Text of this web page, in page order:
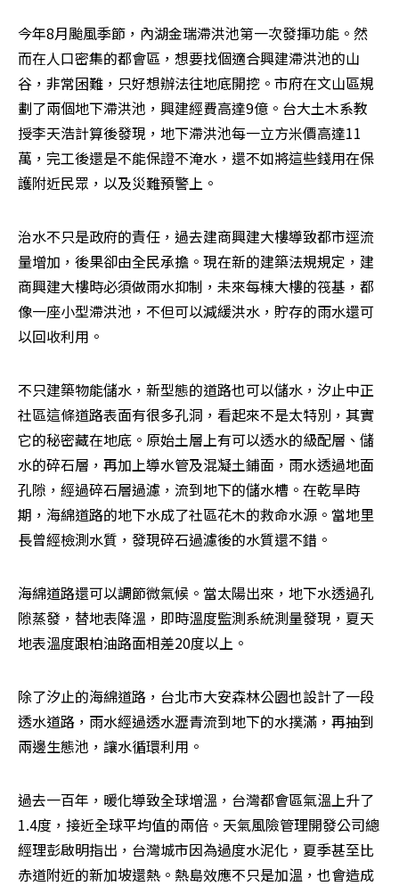
今年8月颱風季節，內湖金瑞滯洪池第一次發揮功能。然
而在人口密集的都會區，想要找個適合興建滯洪池的山
谷，非常困難，只好想辦法往地底開挖。市府在文山區規
劃了兩個地下滯洪池，興建經費高達9億。台大土木系教
授李天浩計算後發現，地下滯洪池每一立方米價高達11
萬，完工後還是不能保證不淹水，還不如將這些錢用在保
護附近民眾，以及災難預警上。
治水不只是政府的責任，過去建商興建大樓導致都市逕流
量增加，後果卻由全民承擔。現在新的建築法規規定，建
商興建大樓時必須做雨水抑制，未來每棟大樓的筏基，都
像一座小型滯洪池，不但可以減緩洪水，貯存的雨水還可
以回收利用。
不只建築物能儲水，新型態的道路也可以儲水，汐止中正
社區這條道路表面有很多孔洞，看起來不是太特別，其實
它的秘密藏在地底。原始土層上有可以透水的級配層、儲
水的碎石層，再加上導水管及混凝土鋪面，雨水透過地面
孔隙，經過碎石層過濾，流到地下的儲水槽。在乾旱時
期，海綿道路的地下水成了社區花木的救命水源。當地里
長曾經檢測水質，發現碎石過濾後的水質還不錯。
海綿道路還可以調節微氣候。當太陽出來，地下水透過孔
隙蒸發，替地表降溫，即時溫度監測系統測量發現，夏天
地表溫度跟柏油路面相差20度以上。
除了汐止的海綿道路，台北市大安森林公園也設計了一段
透水道路，雨水經過透水瀝青流到地下的水撲滿，再抽到
兩邊生態池，讓水循環利用。
過去一百年，暖化導致全球增溫，台灣都會區氣溫上升了
1.4度，接近全球平均值的兩倍。天氣風險管理開發公司總
經理彭啟明指出，台灣城市因為過度水泥化，夏季甚至比
赤道附近的新加坡還熱。熱島效應不只是加溫，也會造成